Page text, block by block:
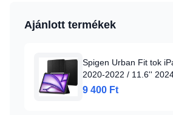
Ajánlott termékek
Spigen Urban Fit tok
2020-2022 / 11.6''
9 400 Ft